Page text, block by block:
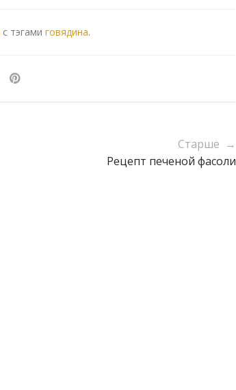
с тэгамиговядина.
Старше →
Рецепт печеной фасоли